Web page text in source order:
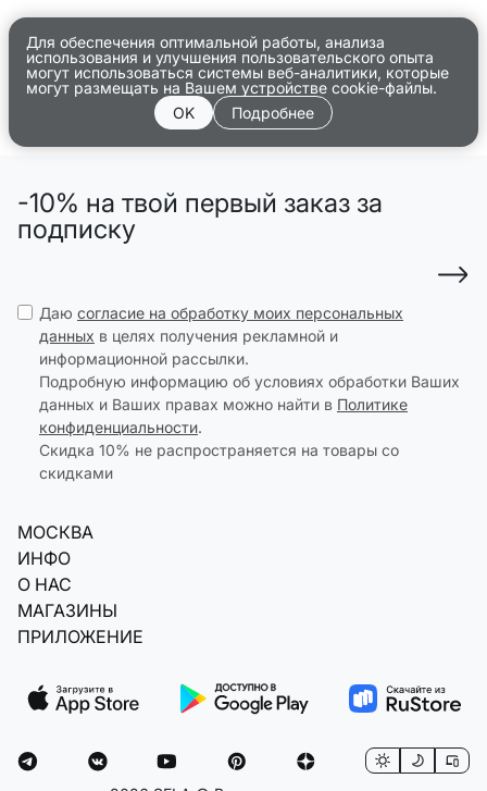
Для обеспечения оптимальной работы, анализа
использования и улучшения пользовательского опыта
могут использоваться системы веб-аналитики, которые
могут размещать на Вашем устройстве cookie-файлы.
OK
Подробнее
-10% на твой первый заказ за
подписку
Даю согласие на обработку моих персональных
данных в целях получения рекламной и
информационной рассылки.
Подробную информацию об условиях обработки Ваших
данных и Ваших правах можно найти в Политике
конфиденциальности.
Скидка 10% не распространяется на товары со
скидками
МОСКВА
ИНФО
О НАС
МАГАЗИНЫ
ПРИЛОЖЕНИЕ